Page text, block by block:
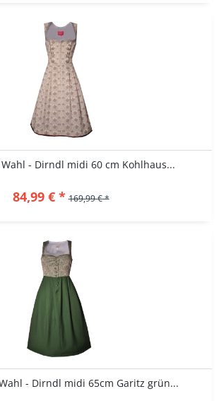
Wahl - Dirndl midi 60 cm Kohlhaus...
84,99 € * 169,99 € *
- Dirndl midi 65cm Garitz grün...